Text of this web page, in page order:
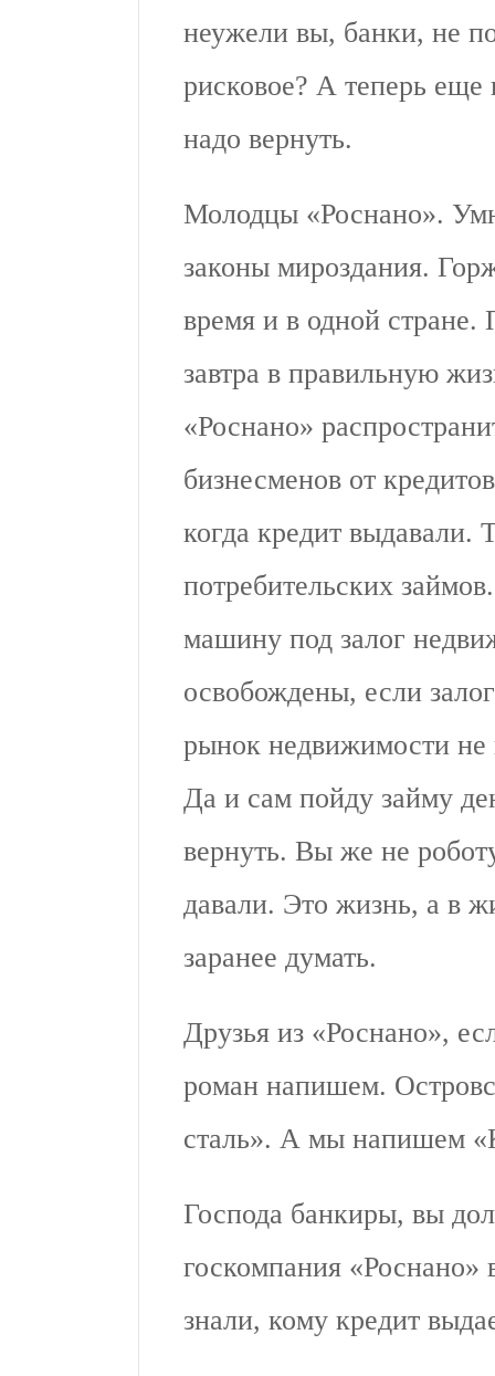
неужели вы, банки, не
рисковое? А теперь еще
надо вернуть.
Молодцы «Роснано».
законы мироздания.
время и в одной стране.
завтра в правильную
«Роснано»
бизнесменов от
когда кредит выдавали.
потребительских
машину под залог
освобождены, если
рынок недвижимости не
Да и сам пойду займу
вернуть. Вы же не
давали. Это жизнь, а в
заранее думать.
Друзья из «Роснано»,
роман напишем.
сталь». А мы напишем
Господа банкиры, вы
госкомпания «Роснано»
знали, кому кредит